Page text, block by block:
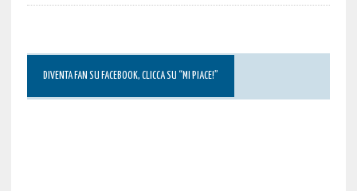
DIVENTA FAN SU FACEBOOK, CLICCA SU “MI PIACE!”